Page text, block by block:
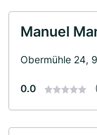
Manuel
Obermühle 24,
0.0